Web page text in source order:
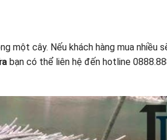
một cây. Nếu khách hàng mua nhiều
bạn có thể liên hệ đến hotline